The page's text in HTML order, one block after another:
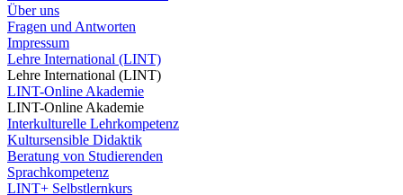
Über uns
Fragen und Antworten
Impressum
Lehre International (LINT)
Lehre International (LINT)
LINT-Online Akademie
LINT-Online Akademie
Interkulturelle Lehrkompetenz
Kultursensible Didaktik
Beratung von Studierenden
Sprachkompetenz
LINT+ Selbstlernkurs